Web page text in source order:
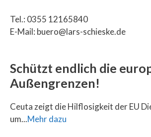
Tel.: 0355 12165840
E-Mail: buero@lars-schieske.de
Schützt endlich die
Außengrenzen!
Ceuta zeigt die Hilflosigkeit der EU
um...Mehr dazu